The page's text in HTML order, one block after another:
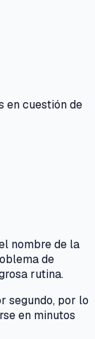
en cuestión de
nombre de la
de
rutina.
segundo, por lo
en minutos